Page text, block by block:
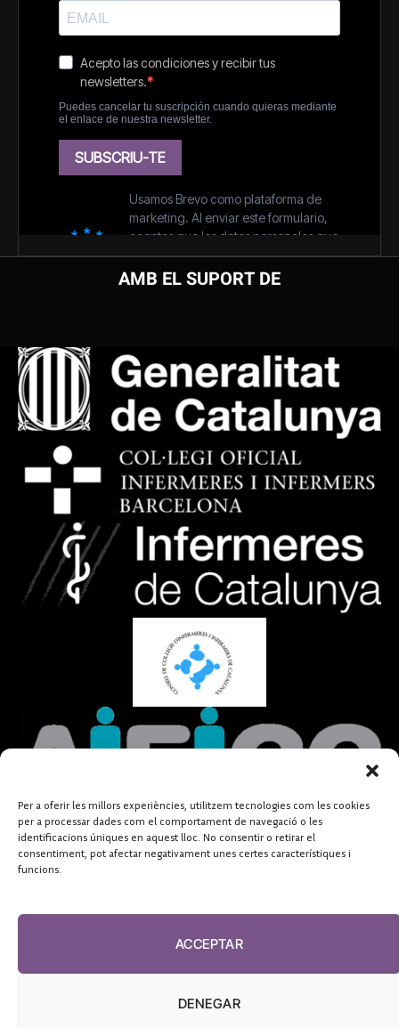
Per a oferir les millors experiències, utilitzem tecnologies com les cookies
per a processar dades com el comportament de navegació o les
identificacions úniques en aquest lloc. No consentir o retirar el
consentiment, pot afectar negativament unes certes característiques i
funcions.
ACCEPTAR
DENEGAR
AMB EL SUPORT DE